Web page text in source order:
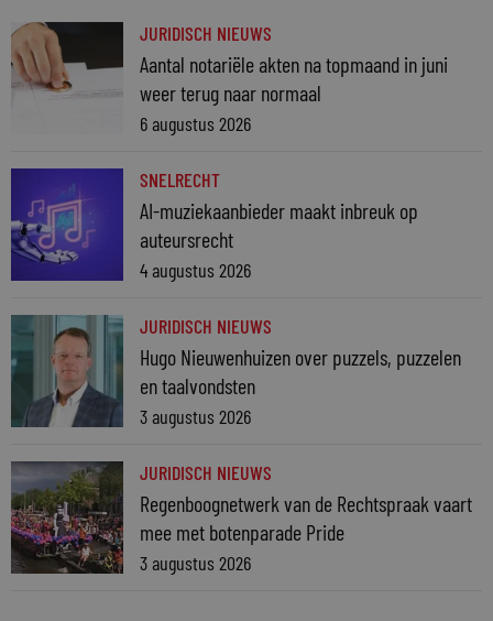
JURIDISCH NIEUWS
Aantal notariële akten na topmaand in juni
weer terug naar normaal
6 augustus 2026
SNELRECHT
AI-muziekaanbieder maakt inbreuk op
auteursrecht
4 augustus 2026
JURIDISCH NIEUWS
Hugo Nieuwenhuizen over puzzels, puzzelen
en taalvondsten
3 augustus 2026
JURIDISCH NIEUWS
Regenboognetwerk van de Rechtspraak vaart
mee met botenparade Pride
3 augustus 2026